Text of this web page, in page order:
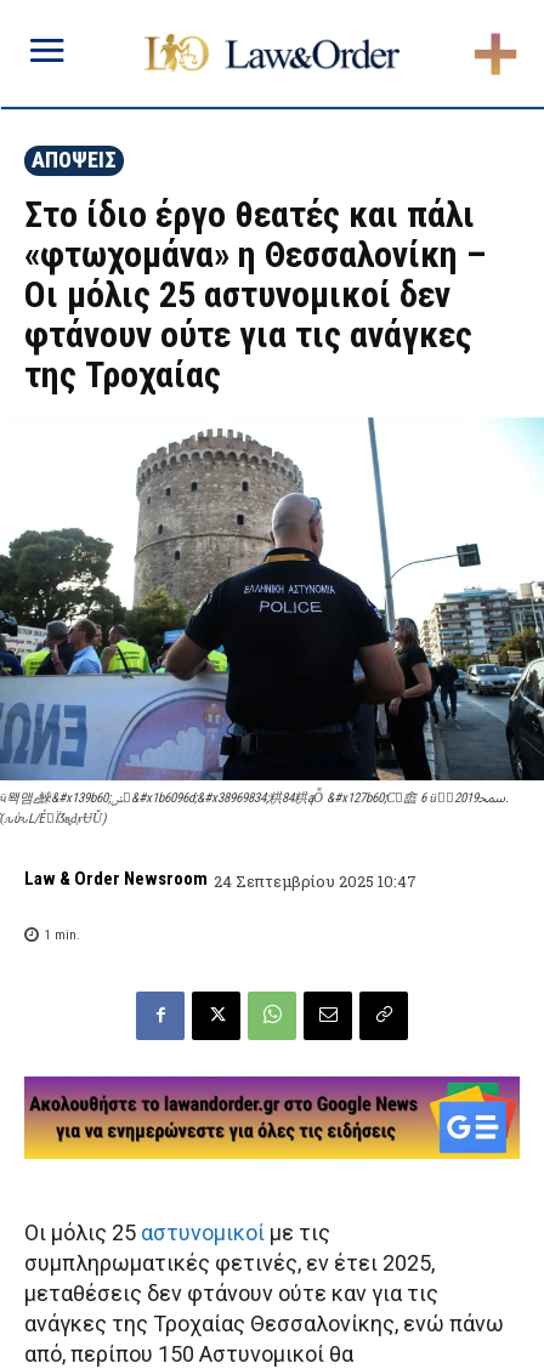
ΑΠΟΨΕΙΣ
Στο ίδιο έργο θεατές και πάλι
«φτωχομάνα» η Θεσσαλονίκη –
Οι μόλις 25 αστυνομικοί δεν
φτάνουν ούτε για τις ανάγκες
της Τροχαίας
ӵ뫡맴ޱ鯠&#x139b60;ݭ󴯫&#x1b6096d;&#x38969834;粠84粠ąȬ &#x127b60;С񡳪嵞 6 ӥ𴥬ⱟﵠ2019.
(̏ԉύԅL/ÉّÏӠʙ͓ԁ͔ɍɄǓ)
Law & Order Newsroom 24 Σεπτεμβρίου 2025 10:47
1 min.
Οι μόλις 25 αστυνομικοί με τις
συμπληρωματικές φετινές, εν έτει 2025,
μεταθέσεις δεν φτάνουν ούτε καν για τις
ανάγκες της Τροχαίας Θεσσαλονίκης, ενώ πάνω
από, περίπου 150 Αστυνομικοί θα